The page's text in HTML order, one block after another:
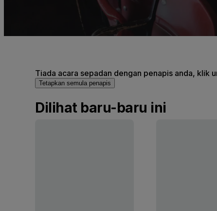
Tiada acara sepadan dengan penapis anda, klik
Tetapkan semula penapis
Dilihat baru-baru ini